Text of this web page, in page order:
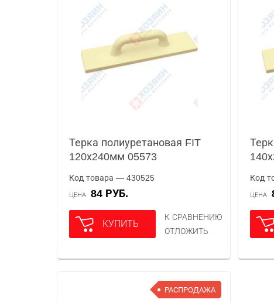
Терка полиуретановая FIT
120х240мм 05573
Код товара — 430525
ЦЕНА 84 РУБ.
КУПИТЬ
К СРАВНЕНИЮ
ОТЛОЖИТЬ
Код
ЦЕНА
РАСПРОДАЖА